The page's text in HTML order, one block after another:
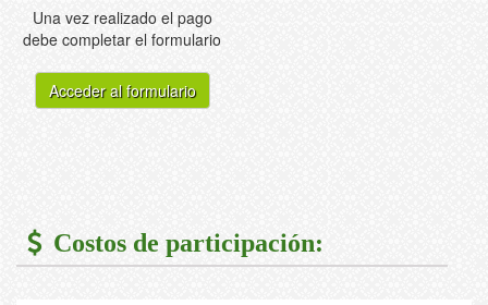
Una vez realizado el pago
debe completar el formulario
Acceder al formulario
Costos de participación: